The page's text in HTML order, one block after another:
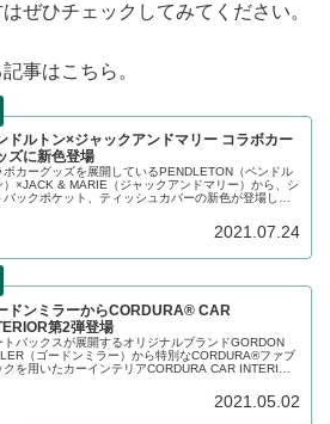
ぜひチェックしてみてください。
事はこちら。
ドルトン×ジャックアンドマリー コラボカー
ズに新色登場
ボカーグッズを展開しているPENDLETON（ペンドル
）×JACK & MARIE（ジャックアンドマリー）から、シ
バックポケット、ティッシュカバーの新色が登場しま
2021.07.24
ドンミラーからCORDURA®︎ CAR
第2弾登場
トバックスが展開するオリジナルブランドGORDON
（ゴードンミラー）から特別なCORDURA®︎ファブ
クを用いたカーインテリアCORDURA CAR INTERIOR
くれる商品です。詳細をレビューします。2021.05.02